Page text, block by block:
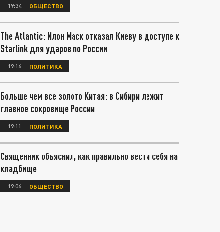
19:34 ОБЩЕСТВО
The Atlantic: Илон Маск отказал Киеву в доступе к
Starlink для ударов по России
19:16 ПОЛИТИКА
Больше чем все золото Китая: в Сибири лежит
главное сокровище России
19:11 ПОЛИТИКА
Священник объяснил, как правильно вести себя на
кладбище
19:06 ОБЩЕСТВО